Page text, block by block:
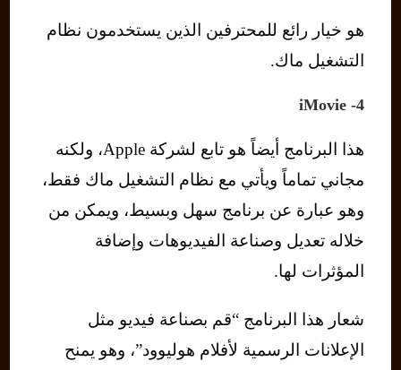
هو خيار رائع للمحترفين الذين يستخدمون نظام
التشغيل ماك.
4- iMovie
هذا البرنامج أيضاً هو تابع لشركة Apple، ولكنه
مجاني تماماً ويأتي مع نظام التشغيل ماك فقط،
وهو عبارة عن برنامج سهل وبسيط، ويمكن من
خلاله تعديل وصناعة الفيديوهات وإضافة
المؤثرات لها.
شعار هذا البرنامج “قم بصناعة فيديو مثل
الإعلانات الرسمية لأفلام هوليوود”، وهو يمنح